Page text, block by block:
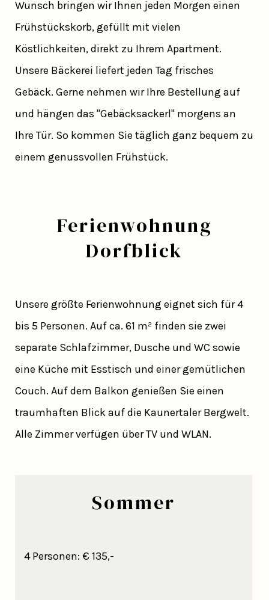
Wunsch bringen wir Ihnen jeden Morgen einen
Frühstückskorb, gefüllt mit vielen
Köstlichkeiten, direkt zu Ihrem Apartment.
Unsere Bäckerei liefert jeden Tag frisches
Gebäck. Gerne nehmen wir Ihre Bestellung auf
und hängen das "Gebäcksackerl" morgens an
Ihre Tür. So kommen Sie täglich ganz bequem zu
einem genussvollen Frühstück.
Ferienwohnung
Dorfblick
Unsere größte Ferienwohnung eignet sich für 4
bis 5 Personen. Auf ca. 61 m² finden sie zwei
separate Schlafzimmer, Dusche und WC sowie
eine Küche mit Esstisch und einer gemütlichen
Couch. Auf dem Balkon genießen Sie einen
traumhaften Blick auf die Kaunertaler Bergwelt.
Alle Zimmer verfügen über TV und WLAN.
Sommer
4 Personen: € 135,-